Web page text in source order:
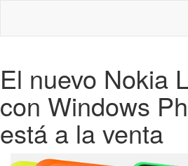
El nuevo Nokia
con Windows
está a la venta